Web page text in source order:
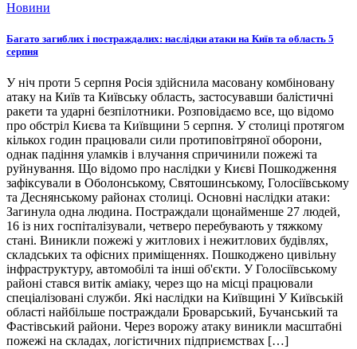
Новини
Багато загиблих і постраждалих: наслідки атаки на Київ та область 5
серпня
У ніч проти 5 серпня Росія здійснила масовану комбіновану
атаку на Київ та Київську область, застосувавши балістичні
ракети та ударні безпілотники. Розповідаємо все, що відомо
про обстріл Києва та Київщини 5 серпня. У столиці протягом
кількох годин працювали сили протиповітряної оборони,
однак падіння уламків і влучання спричинили пожежі та
руйнування. Що відомо про наслідки у Києві Пошкодження
зафіксували в Оболонському, Святошинському, Голосіївському
та Деснянському районах столиці. Основні наслідки атаки:
Загинула одна людина. Постраждали щонайменше 27 людей,
16 із них госпіталізували, четверо перебувають у тяжкому
стані. Виникли пожежі у житлових і нежитлових будівлях,
складських та офісних приміщеннях. Пошкоджено цивільну
інфраструктуру, автомобілі та інші об'єкти. У Голосіївському
районі стався витік аміаку, через що на місці працювали
спеціалізовані служби. Які наслідки на Київщині У Київській
області найбільше постраждали Броварський, Бучанський та
Фастівський райони. Через ворожу атаку виникли масштабні
пожежі на складах, логістичних підприємствах […]